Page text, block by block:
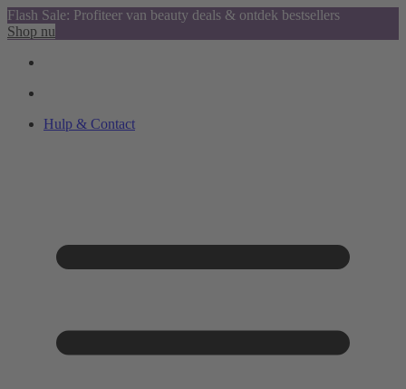
Flash Sale: Profiteer van beauty deals & ontdek bestsellers
Shop nu
Hulp & Contact